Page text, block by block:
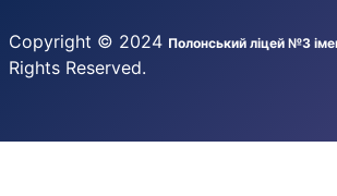
Copyright © 2024 Полонський ліцей №3
Rights Reserved.